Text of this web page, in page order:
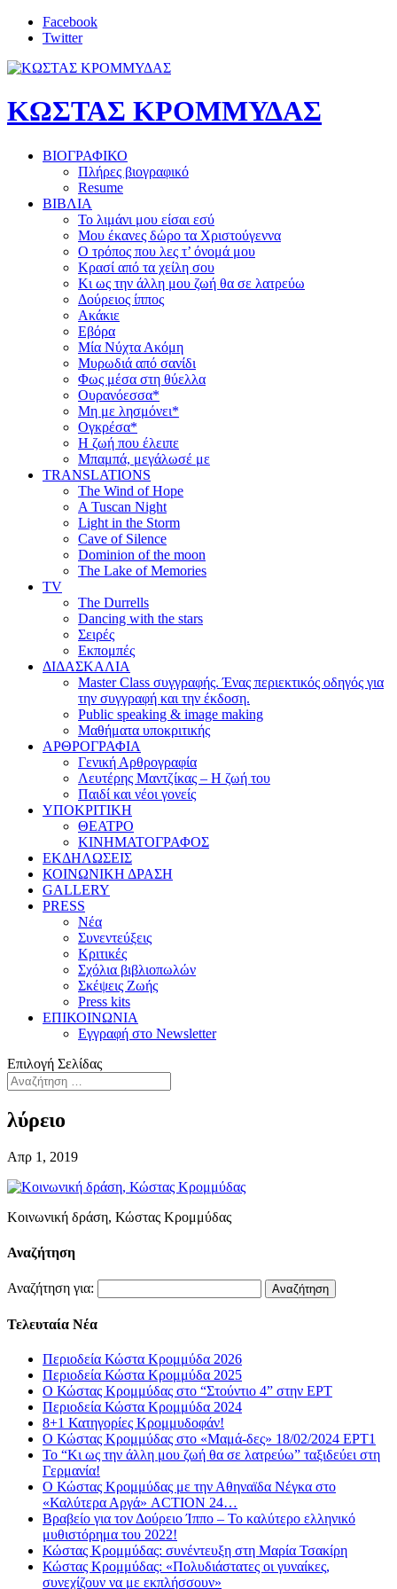
Facebook
Twitter
ΚΩΣΤΑΣ ΚΡΟΜΜΥΔΑΣ
ΒΙΟΓΡΑΦΙΚΟ
Πλήρες βιογραφικό
Resume
ΒΙΒΛΙΑ
Το λιμάνι μου είσαι εσύ
Μου έκανες δώρο τα Χριστούγεννα
Ο τρόπος που λες τ’ όνομά μου
Κρασί από τα χείλη σου
Κι ως την άλλη μου ζωή θα σε λατρεύω
Δούρειος ίππος
Ακάκιε
Εβόρα
Μία Νύχτα Ακόμη
Μυρωδιά από σανίδι
Φως μέσα στη θύελλα
Ουρανόεσσα*
Μη με λησμόνει*
Ογκρέσα*
Η ζωή που έλειπε
Μπαμπά, μεγάλωσέ με
TRANSLATIONS
The Wind of Hope
A Tuscan Night
Light in the Storm
Cave of Silence
Dominion of the moon
The Lake of Memories
TV
The Durrells
Dancing with the stars
Σειρές
Εκπομπές
ΔΙΔΑΣΚΑΛΙΑ
Master Class συγγραφής. Ένας περιεκτικός οδηγός για
την συγγραφή και την έκδοση.
Public speaking & image making
Μαθήματα υποκριτικής
ΑΡΘΡΟΓΡΑΦΙΑ
Γενική Αρθρογραφία
Λευτέρης Μαντζίκας – Η ζωή του
Παιδί και νέοι γονείς
ΥΠΟΚΡΙΤΙΚΗ
ΘΕΑΤΡΟ
ΚΙΝΗΜΑΤΟΓΡΑΦΟΣ
ΕΚΔΗΛΩΣΕΙΣ
ΚΟΙΝΩΝΙΚΗ ΔΡΑΣΗ
GALLERY
PRESS
Νέα
Συνεντεύξεις
Κριτικές
Σχόλια βιβλιοπωλών
Σκέψεις Ζωής
Press kits
ΕΠΙΚΟΙΝΩΝΙΑ
Εγγραφή στο Newsletter
Επιλογή Σελίδας
λύρειο
Απρ 1, 2019
Κοινωνική δράση, Κώστας Κρομμύδας
Αναζήτηση
Αναζήτηση για:
Τελευταία Νέα
Περιοδεία Κώστα Κρομμύδα 2026
Περιοδεία Κώστα Κρομμύδα 2025
Ο Κώστας Κρομμύδας στο “Στούντιο 4” στην ΕΡΤ
Περιοδεία Κώστα Κρομμύδα 2024
8+1 Κατηγορίες Κρομμυδοφάν!
Ο Κώστας Κρομμύδας στο «Μαμά-δες» 18/02/2024 ΕΡΤ1
Το “Κι ως την άλλη μου ζωή θα σε λατρεύω” ταξιδεύει στη
Γερμανία!
Ο Κώστας Κρομμύδας με την Αθηναϊδα Νέγκα στο
«Καλύτερα Αργά» ACTION 24…
Βραβείο για τον Δούρειο Ίππο – Το καλύτερο ελληνικό
μυθιστόρημα του 2022!
Κώστας Κρομμύδας: συνέντευξη στη Μαρία Τσακίρη
Κώστας Κρομμύδας: «Πολυδιάστατες οι γυναίκες,
συνεχίζουν να με εκπλήσσουν»